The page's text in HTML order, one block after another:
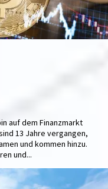
auf dem Finanzmarkt
13 Jahre vergangen,
und kommen hinzu.
und...